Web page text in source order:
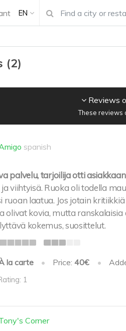
EN
(2)
Reviews
These reviews
spanish
palvelu, tarjoilija otti
viihtyisä. Ruoka oli todella
ruoan laatua. Jos jotain
olivat kovia, mutta
kokemus, suosittelut.
la carte • Price:40€ •
1
Corner